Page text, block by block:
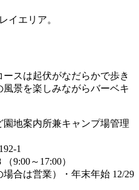
イエリア。
スは起伏がなだらかで歩き
景を楽しみながらバーベキ
地案内所兼キャンプ場管理
1
9:00～17:00）
合は営業）・年末年始 12/29